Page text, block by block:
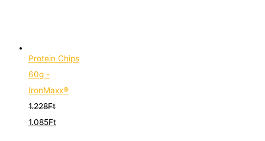
Protein Chips
60g -
IronMaxx®
1.228Ft
1.085Ft